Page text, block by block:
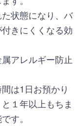
状態になり、バ
きにくくなる効
アレルギー防止
は1日お預かり
１年以上もちま
す。